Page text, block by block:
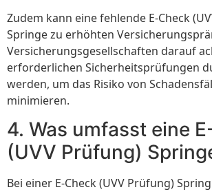
Zudem kann eine fehlende E-Check
Springe zu erhöhten
Versicherungsgesellschaften darauf
erforderlichen Sicherheitsprüfungen
werden, um das Risiko von
minimieren.
4. Was umfasst eine
(UVV Prüfung)
Bei einer E-Check (UVV Prüfung)